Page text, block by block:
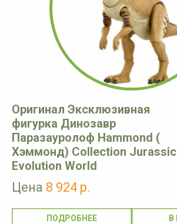
Оригинал Эксклюзивная
фигурка Динозавр
Паразауролоф Hammond (
Хэммонд) Collection Jurassic
Evolution World
Цена 8 924 р.
ПОДРОБНЕЕ